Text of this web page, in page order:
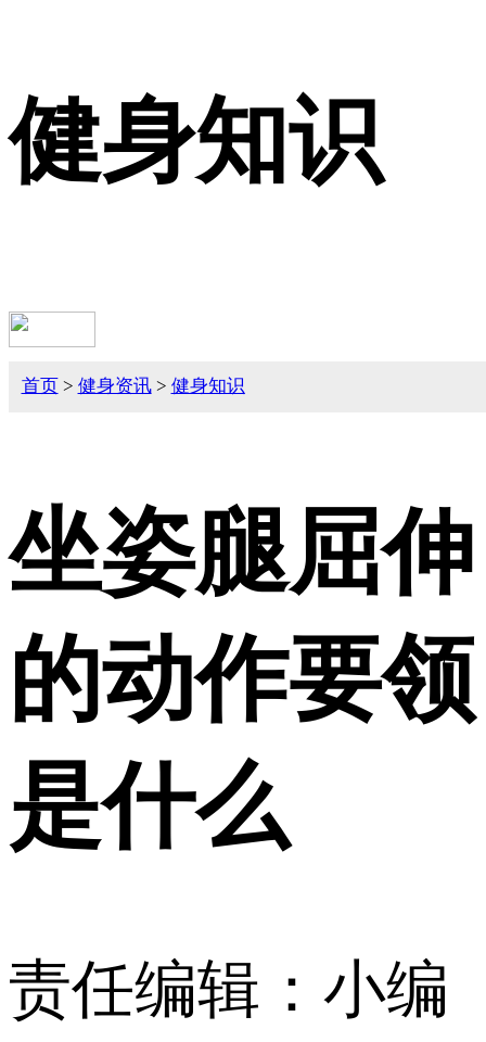
健身知识
首页 > 健身资讯> 健身知识
坐姿腿屈伸
的动作要领
是什么
责任编辑：小编